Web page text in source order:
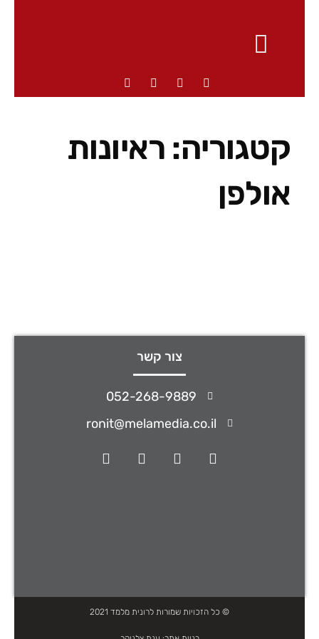
קטגוריה: ראיונות
אולפן
צור קשר
052-268-9889
ronit@melamedia.co.il
© כל הזכויות שמורות לרונית מלמד 2021